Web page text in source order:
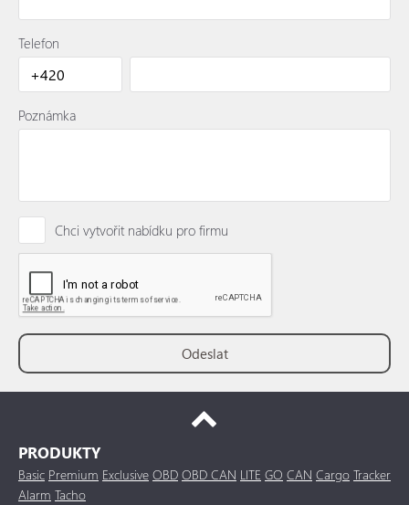
Telefon
Poznámka
Chci vytvořit nabídku pro firmu
PRODUKTY
Basic Premium Exclusive OBD OBD CAN LITE GO CAN Cargo Tracker
Alarm Tacho